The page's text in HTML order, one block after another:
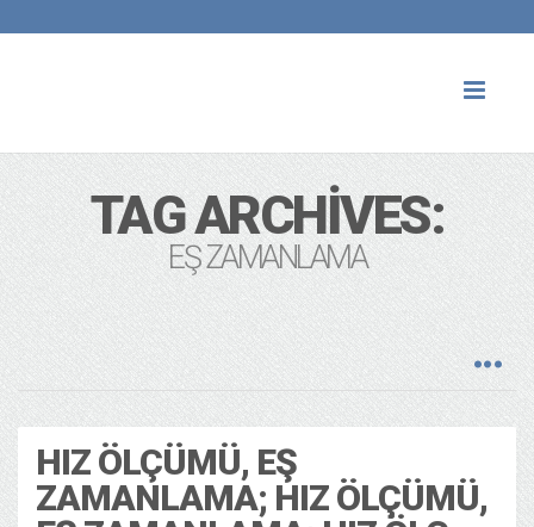
TAG ARCHIVES:
EŞ ZAMANLAMA
HIZ ÖLÇÜMÜ, EŞ
ZAMANLAMA; HIZ ÖLÇÜMÜ,